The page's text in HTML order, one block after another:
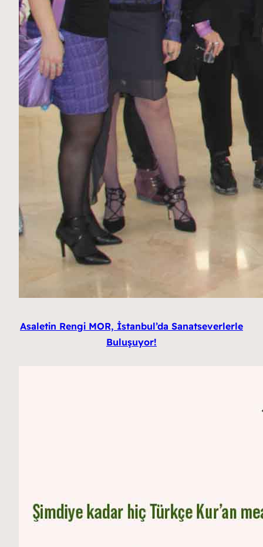
Asaletin Rengi MOR, İstanbul’da Sanatseverlerle
Buluşuyor!